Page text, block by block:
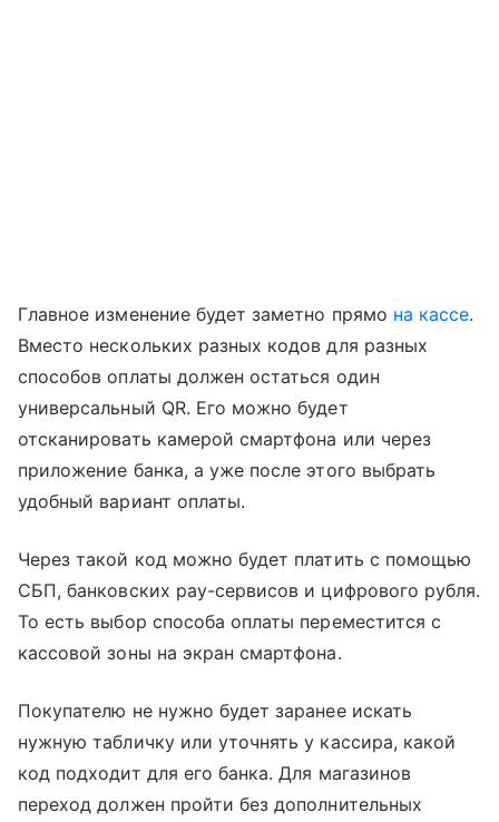
Главное изменение будет заметно прямо на кассе.
Вместо нескольких разных кодов для разных
способов оплаты должен остаться один
универсальный QR. Его можно будет
отсканировать камерой смартфона или через
приложение банка, а уже после этого выбрать
удобный вариант оплаты.
Через такой код можно будет платить с помощью
СБП, банковских pay-сервисов и цифрового рубля.
То есть выбор способа оплаты переместится с
кассовой зоны на экран смартфона.
Покупателю не нужно будет заранее искать
нужную табличку или уточнять у кассира, какой
код подходит для его банка. Для магазинов
переход должен пройти без дополнительных